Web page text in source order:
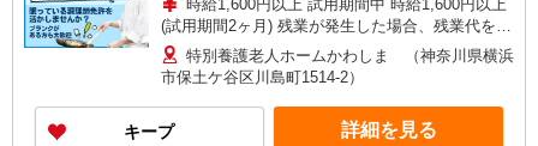
時給1,600円以上 試用期間中 時給1,600円以上
(試用期間2ヶ月) 残業が発生した場合、残業代を1
分単位で別途支給します。
特別養護老人ホームかわしま （神奈川県横浜
市保土ケ谷区川島町1514-2）
キープ 詳細を見る